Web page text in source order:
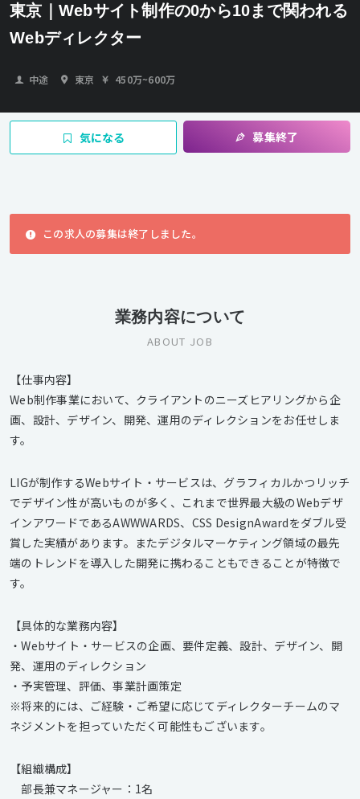
東京｜Webサイト制作の0から10まで関われる
Webディレクター
中途 東京 450万~600万
気になる 募集終了
この求人の募集は終了しました。
業務内容について
ABOUT JOB
【仕事内容】
Web制作事業において、クライアントのニーズヒアリングから企
画、設計、デザイン、開発、運用のディレクションをお任せしま
す。
LIGが制作するWebサイト・サービスは、グラフィカルかつリッチ
でデザイン性が高いものが多く、これまで世界最大級のWebデザ
インアワードであるAWWWARDS、CSS DesignAwardをダブル受
賞した実績があります。またデジタルマーケティング領域の最先
端のトレンドを導入した開発に携わることもできることが特徴で
す。
【具体的な業務内容】
・Webサイト・サービスの企画、要件定義、設計、デザイン、開
発、運用のディレクション
・予実管理、評価、事業計画策定
※将来的には、ご経験・ご希望に応じてディレクターチームのマ
ネジメントを担っていただく可能性もございます。
【組織構成】
部長兼マネージャー：1名